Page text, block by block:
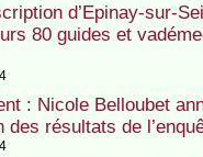
d’Epinay-sur-
80 guides et
: Nicole Belloubet
des résultats de